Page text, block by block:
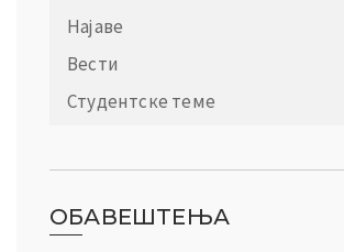
Најаве
Вести
Студентске теме
ОБАВЕШТЕЊА